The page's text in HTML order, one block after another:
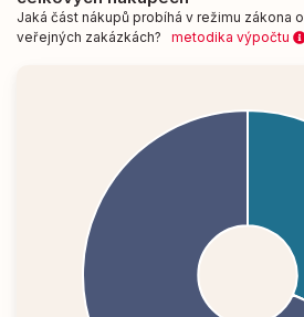
Jaká část nákupů probíhá v režimu zákona o
veřejných zakázkách? metodika výpočtu